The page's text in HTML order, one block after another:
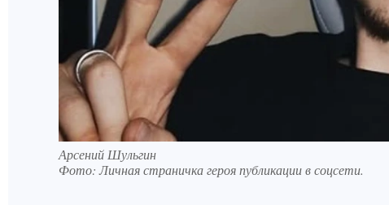
Арсений Шульгин
Фото:Личная страничка героя публикации в соцсети.